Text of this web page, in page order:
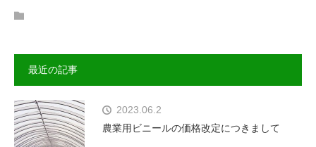
最近の記事
2023.06.2
農業用ビニールの価格改定につきまして